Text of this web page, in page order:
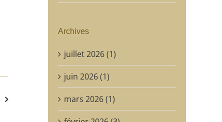
Archives
juillet 2026 (1)
juin 2026 (1)
mars 2026 (1)